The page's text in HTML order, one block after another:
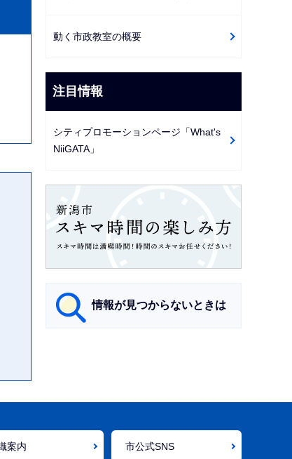
動く市政教室の概要
注目情報
シティプロモーションページ「What's
NiiGATA」
情報が見つからないときは
ゲ
案内 市公式SNS